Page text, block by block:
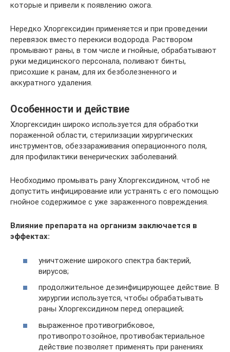
которые и привели к появлению ожога.
Нередко Хлоргексидин применяется и при проведении
перевязок вместо перекиси водорода. Раствором
промывают раны, в том числе и гнойные, обрабатывают
руки медицинского персонала, поливают бинты,
присохшие к ранам, для их безболезненного и
аккуратного удаления.
Особенности и действие
Хлоргексидин широко используется для обработки
пораженной области, стерилизации хирургических
инструментов, обеззараживания операционного поля,
для профилактики венерических заболеваний.
Необходимо промывать рану Хлоргексидином, чтоб не
допустить инфицирование или устранять с его помощью
гнойное содержимое с уже зараженного повреждения.
Влияние препарата на организм заключается в
эффектах:
уничтожение широкого спектра бактерий,
вирусов;
продолжительное дезинфицирующее действие. В
хирургии используется, чтобы обрабатывать
раны Хлоргексидином перед операцией;
выраженное противогрибковое,
противопротозойное, противобактериальное
действие позволяет применять при ранениях